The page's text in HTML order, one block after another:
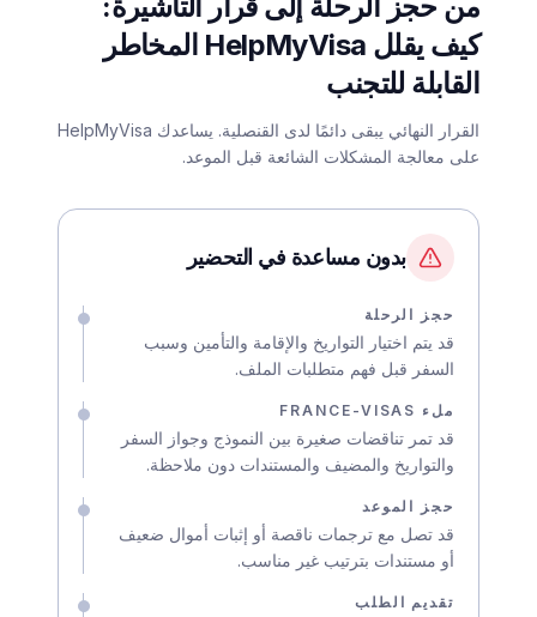
كيف يقلل HelpMyVisa المخاطر
القابلة للتجنب
القرار النهائي يبقى دائمًا لدى القنصلية. يساعدك HelpMyVisa
على معالجة المشكلات الشائعة قبل الموعد.
بدون مساعدة في التحضير
حجز الرحلة
قد يتم اختيار التواريخ والإقامة والتأمين وسبب
السفر قبل فهم متطلبات الملف.
ملء FRANCE-VISAS
قد تمر تناقضات صغيرة بين النموذج وجواز السفر
والتواريخ والمضيف والمستندات دون ملاحظة.
حجز الموعد
قد تصل مع ترجمات ناقصة أو إثبات أموال ضعيف
أو مستندات بترتيب غير مناسب.
تقديم الطلب